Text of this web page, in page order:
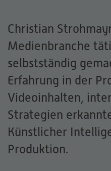
Christian
Medienbranche
selbstständig
Erfahrung in der
Videoinhalten,
Strategien
Künstlicher
Produktion.